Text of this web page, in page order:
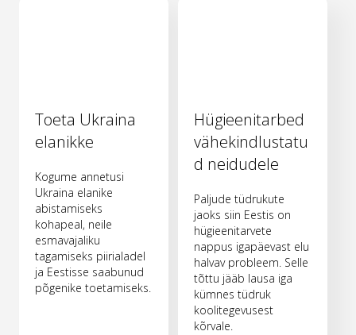
Toeta Ukraina
elanikke
Kogume annetusi
Ukraina elanike
abistamiseks
kohapeal, neile
esmavajaliku
tagamiseks piirialadel
ja Eestisse saabunud
põgenike toetamiseks.
Hügieenitarbed
vähekindlustatu
d neidudele
Paljude tüdrukute
jaoks siin Eestis on
hügieenitarvete
nappus igapäevast elu
halvav probleem. Selle
tõttu jääb lausa iga
kümnes tüdruk
koolitegevusest
kõrvale.